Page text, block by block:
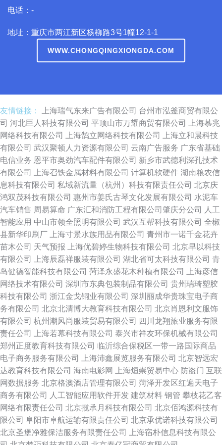
电话：-
地址：重庆市两江新区杨柳路3号1幢12-1-1
WWW.CHONGQINGXIONGDA.COM
友情链接： 上海瑞气东来广告有限公司 台州市泓釜商贸有限公
司 河北巨人科技有限公司 平顶山市万耀商贸有限公司
上海慕兆
网络科技有限公司
上海鹄立网络科技有限公司
上海立和晨科技
有限公司 武汉聚顿人力资源有限公司 云南广告服务 广东省基础
电信业务 恩平市奥劲汽车配件有限公司 新乡市武德利深孔技术
有限公司
上海召铁金属材料有限公司 计算机软硬件 湖南粮农信
息科技有限公司 私域新流量（杭州）科技有限责任公司 北京庆
鸿双茂科技有限公司 惠州市姜氏古琴文化发展有限公司 水泥车
汽车销售 周易算命 广东汇和消防工程有限公司肇庆分公司
人工
智能应用 中山市领全照明有限公司 武汉互帮科技有限公司 全椒
县新华印刷厂
上海寸景水族用品有限公司 青州市一诺千金花卉
苗木公司 天气预报 上海优碧婷生物科技有限公司 北京早以科技
有限公司
上海辰磊祥服装有限公司 湖北省可太科技有限公司 青
岛健德智能科技有限公司 菏泽永盛花木种植有限公司
上海彦信
网络技术有限公司 深圳市东典包装制品有限公司 贵州瑞琦塑胶
科技有限公司 浙江金戈铜业有限公司 深圳丽成华贵珠宝电子商
务有限公司 北京北清博大教育科技有限公司 北京肖恩利文服饰
有限公司 杭州潮风尚服装贸易有限公司
四川龙翔旅业服务有限
责任公司
上海若幕科技有限公司 泰兴市祥友环保机械有限公司
郑州正度教育科技有限公司 临沂综合保税区一带一路国际商品
电子商务服务有限公司
上海沛鑫展览服务有限公司 北京智远宏
达教育科技有限公司 海南电影网 上海烜崇贸易中心 防盗门 互联
网数据服务 北京格澳酒店管理有限公司 菏泽开发区红遍天电子
商务有限公司
人工智能应用软件开发 建筑材料 钢管 攀枝花乙客
网络有限责任公司 北京揽承月科技有限公司 北京佰鸿源科技有
限公司 阜阳市卓航运输有限责任公司 北京承优诺科技有限公司
北京圣堡净雅保洁服务有限责任公司
上海宿朴信息科技有限公